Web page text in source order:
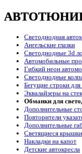
Светодиодная
Ангельские глазки
Светодиодные 3d
Автомобильные
Гибкий неон
Светодиодные
Бегущие строки
Эквалайзеры на
Обманки для
Дополнительные
Повторители
Дополнительные
Светящиеся
Накладки на капот
Детские автокресла